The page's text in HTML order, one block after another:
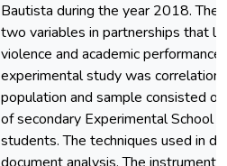
Bautista during the year 2018. The
two variables in partnerships that
violence and academic
experimental study was
population and sample consisted
of secondary Experimental
students. The techniques used in